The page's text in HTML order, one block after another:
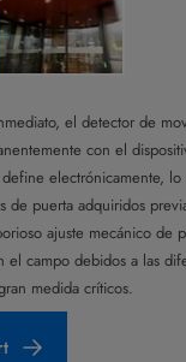
el detector de
con el
electrónicamente,
de puerta adquiridos
ajuste mecánico de
el campo debidos a las
medida críticos.